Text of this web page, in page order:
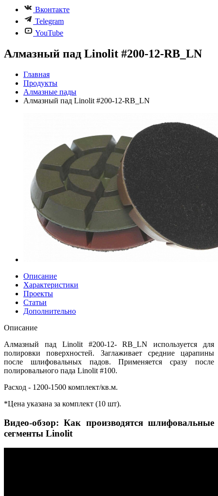
Вконтакте
Telegram
YouTube
Алмазный пад Linolit #200-12-RB_LN
Главная
Продукты
Алмазные пады
Алмазный пад Linolit #200-12-RB_LN
Описание
Характеристики
Проекты
Статьи
Дополнительно
Описание
Алмазный пад Linolit #200-12- RB_LN используется для
полировки поверхностей. Заглаживает средние царапины
после шлифовальных падов. Применяется сразу после
полировального пада Linolit #100.
Расход - 1200-1500 комплект/кв.м.
*Цена указана за комплект (10 шт).
Видео-обзор: Как производятся шлифовальные
сегменты Linolit